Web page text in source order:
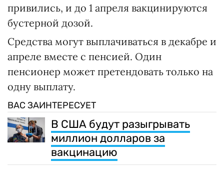
привились, и до 1 апреля вакцинируются
бустерной дозой.
Средства могут выплачиваться в декабре и
апреле вместе с пенсией. Один
пенсионер может претендовать только на
одну выплату.
ВАС ЗАИНТЕРЕСУЕТ
В США будут разыгрывать
миллион долларов за
вакцинацию